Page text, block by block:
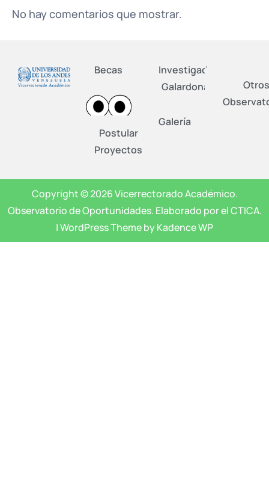
No hay comentarios que mostrar.
Becas
Postular
Proyectos
Investigadores
Galardonados
Galería
Otros
Copyright © 2026 Vicerrectorado Académico.
Observatorio de Oportunidades. Elaborado por el CTICA.
| WordPress Theme by Kadence WP